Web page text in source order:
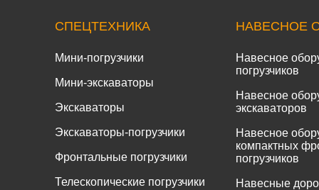
СПЕЦТЕХНИКА
Мини-погрузчики
Мини-экскаваторы
Экскаваторы
Экскаваторы-погрузчики
Фронтальные погрузчики
Телескопические погрузчики
НАВЕСНОЕ
Навесное
погрузчиков
Навесное
экскаваторов
Навесное
компактных
погрузчиков
Навесные